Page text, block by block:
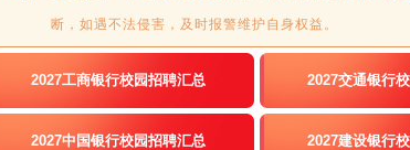
断，如遇不法侵害，及时报警维护自身权益。
2027工商银行校园招聘汇总 2027交通银行
2027中国银行校园招聘汇总 2027建设银行